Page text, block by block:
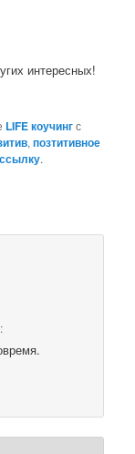
интересных!
LIFE коучингс
,позтитивное
.
: